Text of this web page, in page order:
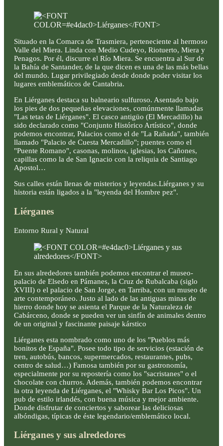
Situado en la Comarca de Trasmiera, perteneciente al hermoso
Valle del Miera. Linda con Medio Cudeyo, Riotuerto, Miera y
Penagos. Por él, discurre el Río Miera. Se encuentra al Sur de
la Bahía de Santander, de la que dicen es una de las más bellas
del mundo. Lugar privilegiado desde donde poder visitar los
lugares emblemáticos de Cantabria.
En Liérganes destaca su balneario sulfuroso. Asentado bajo
los pies de dos pequeñas elevaciones, comúnmente llamadas
"Las tetas de Liérganes". El casco antigüo (El Mercadillo) ha
sido declarado como "Conjunto Histórico Artístico", donde
podemos encontrar, Palacios como el de "La Rañada", también
llamado "Palacio de Cuesta Mercadillo"; puentes como el
"Puente Romano", casonas, molinos, iglesias, los Cañones,
capillas como la de San Ignacio con la reliquia de Santiago
Apostol…
Sus calles están llenas de misterios y leyendas.Liérganes y su
historia están ligados a la "leyenda del Hombre pez".
Liérganes
Entorno Rural y Natural
En sus alrededores también podemos encontrar el museo-
palacio de Elsedo en Pámanes, la Cruz de Rubalcaba (siglo
XVIII) o el palacio de San Jorge, en Tarriba, con un museo de
arte contemporáneo. Justo al lado de las antiguas minas de
hierro donde hoy se asienta el Parque de la Naturaleza de
Cabárceno, donde se pueden ver un sinfín de animales dentro
de un original y fascinante paisaje kárstico
Liérganes esta nombrado como uno de los "Pueblos más
bonitos de España". Posee todo tipo de servicios (estación de
tren, autobús, bancos, supermercados, restaurantes, pubs,
centro de salud…) Famosa también por su gastronomía,
especialmente por su repostería como los "sacristanes" o el
chocolate con churros. Además, también podemos encontrar
la otra leyenda de Liérganes, el "Whisky Bar Los Picos". Un
pub de estilo irlandés, con buena música y mejor ambiente.
Donde disfrutar de conciertos y saborear las deliciosas
albóndigas, típicas de éste legendario/emblemático local.
Liérganes y sus alrededores